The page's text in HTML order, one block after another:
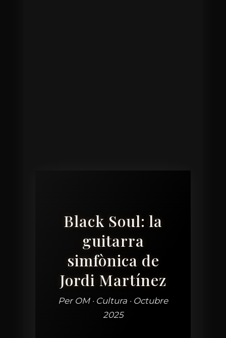
Black Soul: la
guitarra
simfònica de
Jordi Martínez
Per OM · Cultura · Octubre
2025